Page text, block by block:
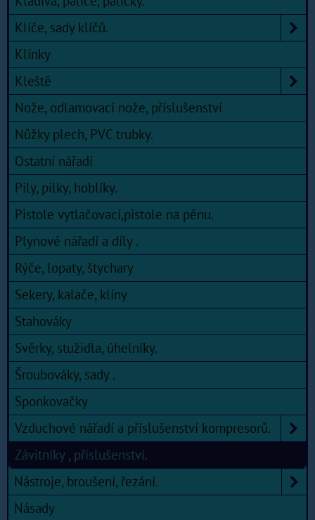
Klíče, sady klíčů.
Klínky
Kleště
Nože, odlamovací nože, příslušenství
Nůžky plech, PVC trubky.
Ostatní nářadí
Pily, pilky, hoblíky.
Pistole vytlačovací,pistole na pěnu.
Plynové nářadí a díly .
Rýče, lopaty, štychary
Sekery, kalače, klíny
Stahováky
Svěrky, stužidla, úhelníky.
Šroubováky, sady .
Sponkovačky
Vzduchové nářadí a příslušenství kompresorů.
Závitníky , příslušenství.
Nástroje, broušení, řezání.
Násady